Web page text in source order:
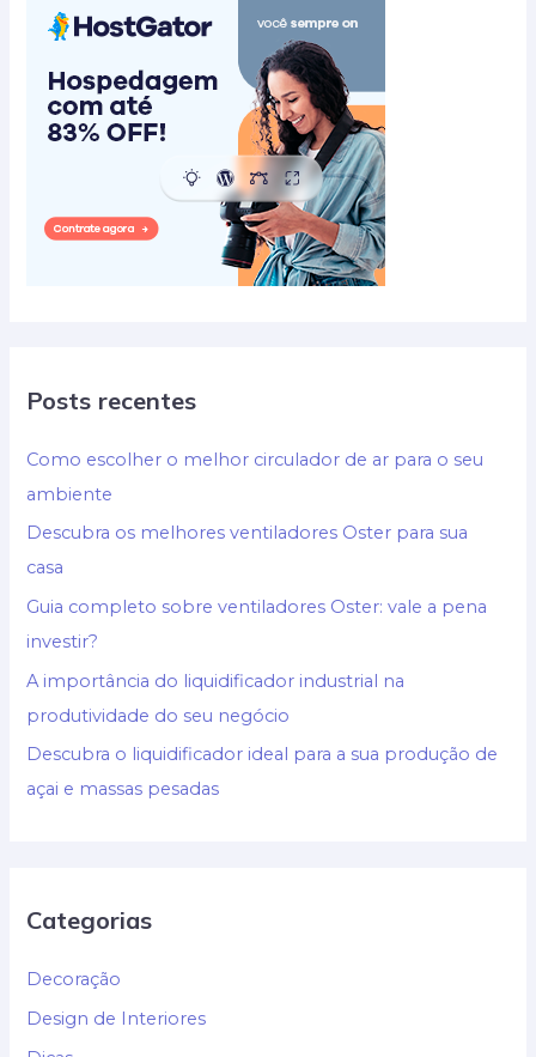
Posts recentes
Como escolher o melhor circulador de ar para o seu
ambiente
Descubra os melhores ventiladores Oster para sua
casa
Guia completo sobre ventiladores Oster: vale a pena
investir?
A importância do liquidificador industrial na
produtividade do seu negócio
Descubra o liquidificador ideal para a sua produção de
açai e massas pesadas
Categorias
Decoração
Design de Interiores